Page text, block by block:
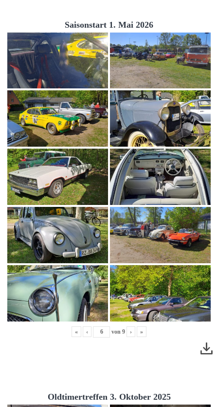
Saisonstart 1. Mai 2026
« ‹ von 9 › »
Oldtimertreffen 3. Oktober 2025